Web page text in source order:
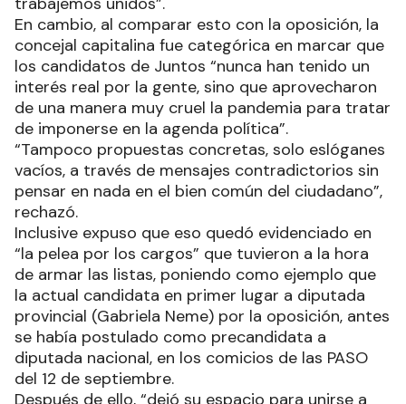
En cambio, al comparar esto con la oposición, la
concejal capitalina fue categórica en marcar que
los candidatos de Juntos “nunca han tenido un
interés real por la gente, sino que aprovecharon
de una manera muy cruel la pandemia para tratar
de imponerse en la agenda política”.
“Tampoco propuestas concretas, solo eslóganes
vacíos, a través de mensajes contradictorios sin
pensar en nada en el bien común del ciudadano”,
rechazó.
Inclusive expuso que eso quedó evidenciado en
“la pelea por los cargos” que tuvieron a la hora
de armar las listas, poniendo como ejemplo que
la actual candidata en primer lugar a diputada
provincial (Gabriela Neme) por la oposición, antes
se había postulado como precandidata a
diputada nacional, en los comicios de las PASO
del 12 de septiembre.
Después de ello, “dejó su espacio para unirse a